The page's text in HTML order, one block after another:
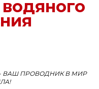
- ВАШ ПРОВОДНИК В МИР